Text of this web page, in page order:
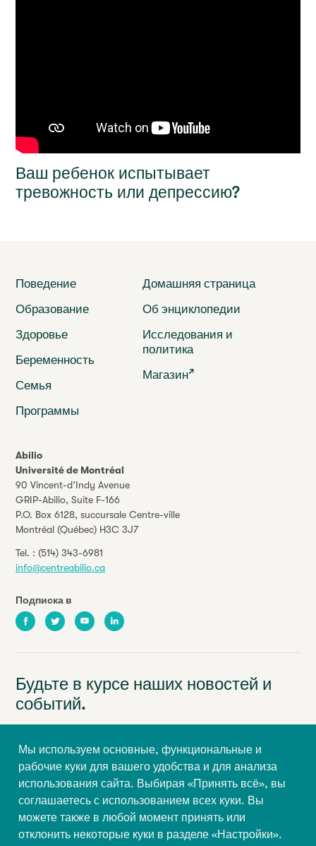
Мы используем основные, функциональные и
рабочие куки для вашего удобства и для анализа
использования сайта. Выбирая «Принять всё», вы
соглашаетесь с использованием всех куки. Вы
можете также в любой момент принять или
отклонить некоторые куки в разделе «Настройки».
Ваш ребенок испытывает
тревожность или депрессию?
Abilio
Université de Montréal
90 Vincent-d’Indy Avenue
GRIP-Abilio, Suite F-166
P.O. Box 6128, succursale Centre-ville
Montréal (Québec) H3C 3J7
Tel. : (514) 343-6981
info@centreabilio.ca
Подписка в
FacebookTwitter YoutubeLinkedIn
Поведение
Образование
Здоровье
Беременность
Семья
Программы
Домашняя страница
Об энциклопедии
Исследования и
политика
Магазин
Будьте в курсе наших новостей и
событий.
Имя Фамилия
Подписаться